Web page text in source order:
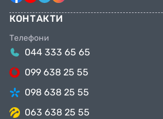
КОНТАКТИ
Телефони
044 333 65 65
099 638 25 55
098 638 25 55
063 638 25 55